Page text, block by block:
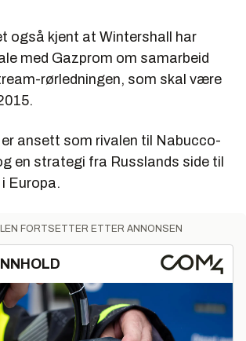
også kjent at Wintershall har
med Gazprom om samarbeid
rørledningen, som skal være
ansett som rivalen til Nabucco-
en strategi fra Russlands side til
Europa.
FORTSETTER ETTER ANNONSEN